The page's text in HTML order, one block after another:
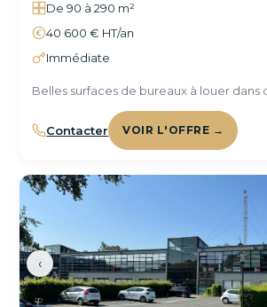
De 90 à 290 m²
40 600 € HT/an
Immédiate
Belles surfaces de bureaux à louer dans
Contacter VOIR L'OFFRE →
‹